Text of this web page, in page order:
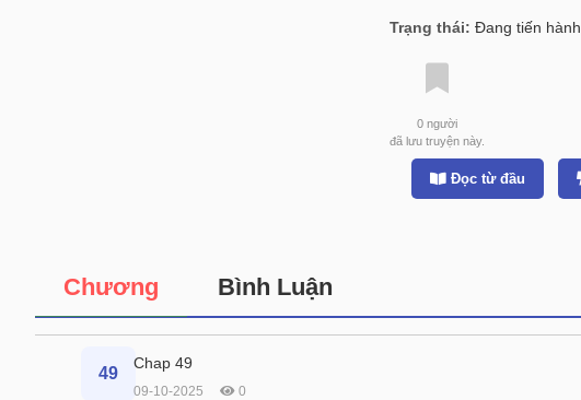
Trạng thái: Đang tiến hành
0người
đã lưu truyện này.
Đọc từ đầu
Chương Bình Luận
49
Chap 49
09-10-2025 0